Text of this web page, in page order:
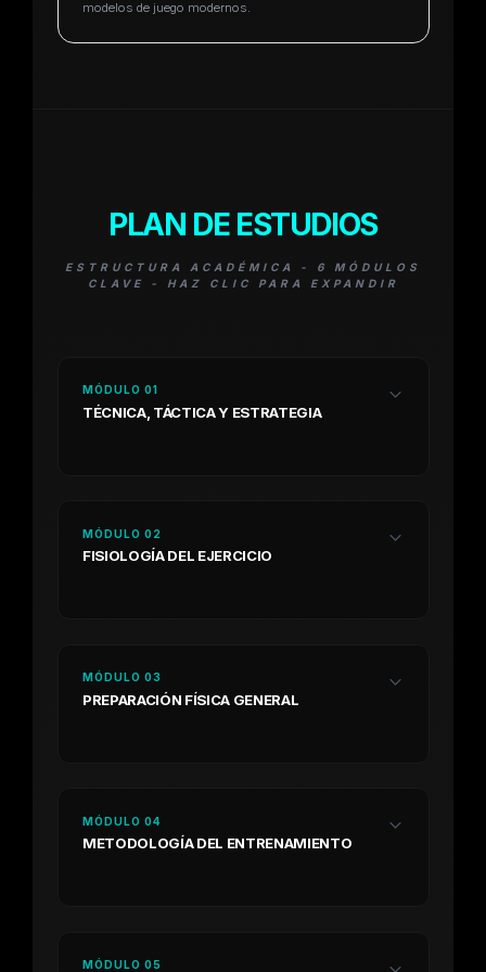
modelos de juego modernos.
PLAN DE ESTUDIOS
ESTRUCTURA ACADÉMICA - 6 MÓDULOS
CLAVE - HAZ CLIC PARA EXPANDIR
MÓDULO 01
TÉCNICA, TÁCTICA Y ESTRATEGIA
MÓDULO 02
FISIOLOGÍA DEL EJERCICIO
MÓDULO 03
PREPARACIÓN FÍSICA GENERAL
MÓDULO 04
METODOLOGÍA DEL ENTRENAMIENTO
MÓDULO 05